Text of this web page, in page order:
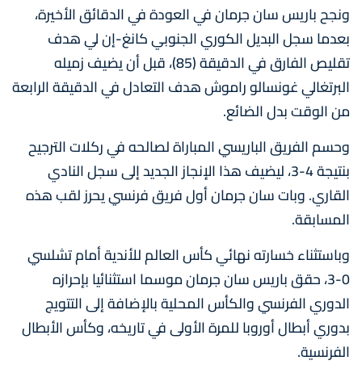
ونجح باريس سان جرمان في العودة في الدقائق الأخيرة،
بعدما سجل البديل الكوري الجنوبي كانغ-إن لي هدف
تقليص الفارق في الدقيقة (85)، قبل أن يضيف زميله
البرتغالي غونسالو راموش هدف التعادل في الدقيقة الرابعة
من الوقت بدل الضائع.
وحسم الفريق الباريسي المباراة لصالحه في ركلات الترجيح
بنتيجة 4-3، ليضيف هذا الإنجاز الجديد إلى سجل النادي
القاري. وبات سان جرمان أول فريق فرنسي يحرز لقب هذه
المسابقة.
وباستثناء خسارته نهائي كأس العالم للأندية أمام تشلسي
0-3، حقق باريس سان جرمان موسما استثنائيا بإحرازه
الدوري الفرنسي والكأس المحلية بالإضافة إلى التتويج
بدوري أبطال أوروبا للمرة الأولى في تاريخه، وكأس الأبطال
الفرنسية.